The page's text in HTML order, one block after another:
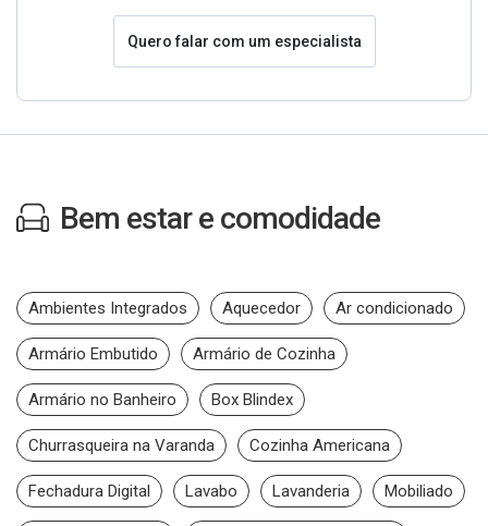
Quero falar com um especialista
Bem estar e comodidade
Ambientes Integrados Aquecedor Ar condicionado
Armário Embutido Armário de Cozinha
Armário no Banheiro Box Blindex
Churrasqueira na Varanda Cozinha Americana
Fechadura Digital Lavabo Lavanderia Mobiliado